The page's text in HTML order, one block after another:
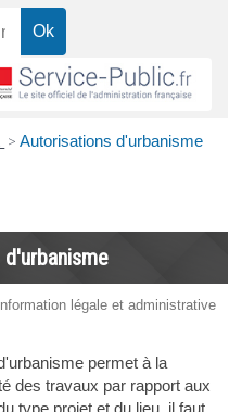
> Autorisations d'urbanisme
légale et administrative
permet à la
des travaux par rapport aux
type projet et du lieu, il faut